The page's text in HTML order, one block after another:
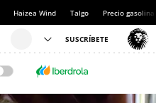
Haizea Wind Talgo Precio gasolina